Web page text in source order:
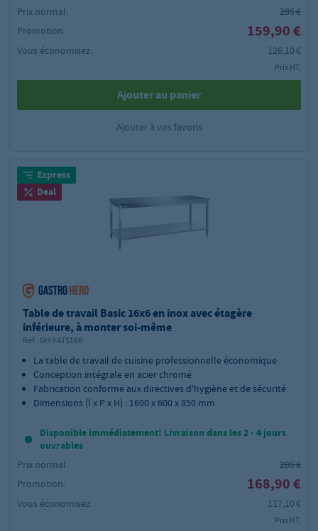
Prix normal:
286 €
Promotion:
159,90 €
Vous économisez: 126,10 €
Prix HT,
Ajouter au panier
Ajouter à vos favoris
Express
Deal
Table de travail Basic 16x6 en inox avec étagère
inférieure, à monter soi-même
Réf.: GH-YATS166
La table de travail de cuisine professionnelle économique
Conception intégrale en acier chromé
Fabrication conforme aux directives d'hygiène et de sécurité
Dimensions (l x P x H) : 1600 x 600 x 850 mm
Disponible immédiatement! Livraison dans les 2 - 4 jours
ouvrables
Prix normal:
286 €
Promotion:
168,90 €
Vous économisez: 117,10 €
Prix HT,